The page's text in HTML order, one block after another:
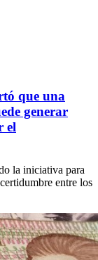
que una
generar
el
la iniciativa para
entre los